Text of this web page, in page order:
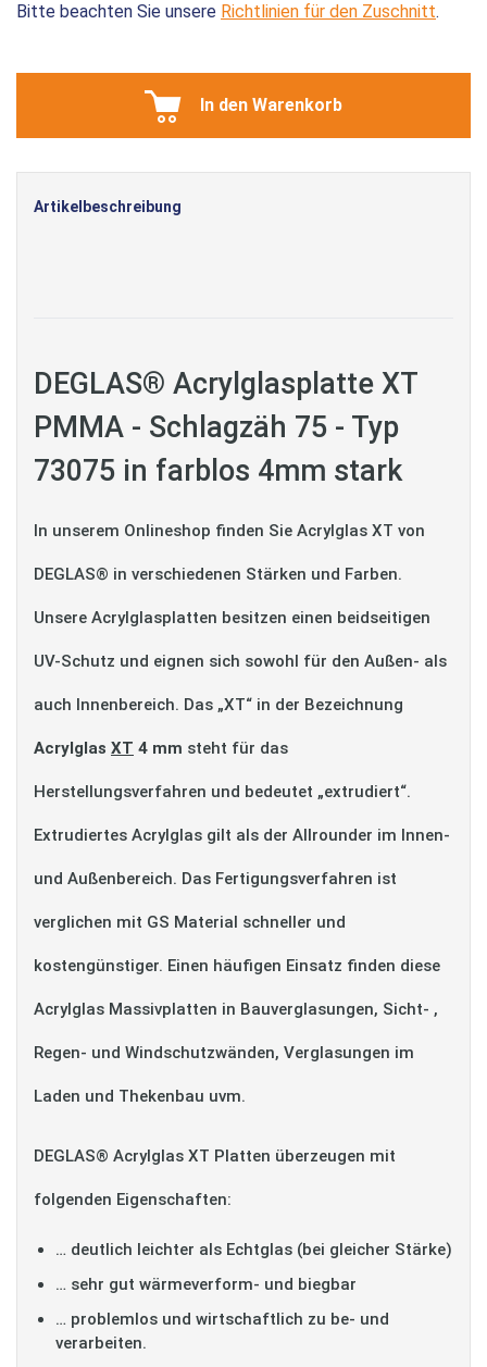
Bitte beachten Sie unsere Richtlinien für den Zuschnitt.
In den Warenkorb
Artikelbeschreibung
DEGLAS® Acrylglasplatte XT
PMMA - Schlagzäh 75 - Typ
73075 in farblos 4mm stark
In unserem Onlineshop finden Sie Acrylglas XT von
DEGLAS® in verschiedenen Stärken und Farben.
Unsere Acrylglasplatten besitzen einen beidseitigen
UV-Schutz und eignen sich sowohl für den Außen- als
auch Innenbereich. Das „XT“ in der Bezeichnung
Acrylglas XT 4 mm steht für das
Herstellungsverfahren und bedeutet „extrudiert“.
Extrudiertes Acrylglas gilt als der Allrounder im Innen-
und Außenbereich. Das Fertigungsverfahren ist
verglichen mit GS Material schneller und
kostengünstiger. Einen häufigen Einsatz finden diese
Acrylglas Massivplatten in Bauverglasungen, Sicht- ,
Regen- und Windschutzwänden, Verglasungen im
Laden und Thekenbau uvm.
DEGLAS® Acrylglas XT Platten überzeugen mit
folgenden Eigenschaften:
… deutlich leichter als Echtglas (bei gleicher Stärke)
… sehr gut wärmeverform- und biegbar
… problemlos und wirtschaftlich zu be- und
verarbeiten.